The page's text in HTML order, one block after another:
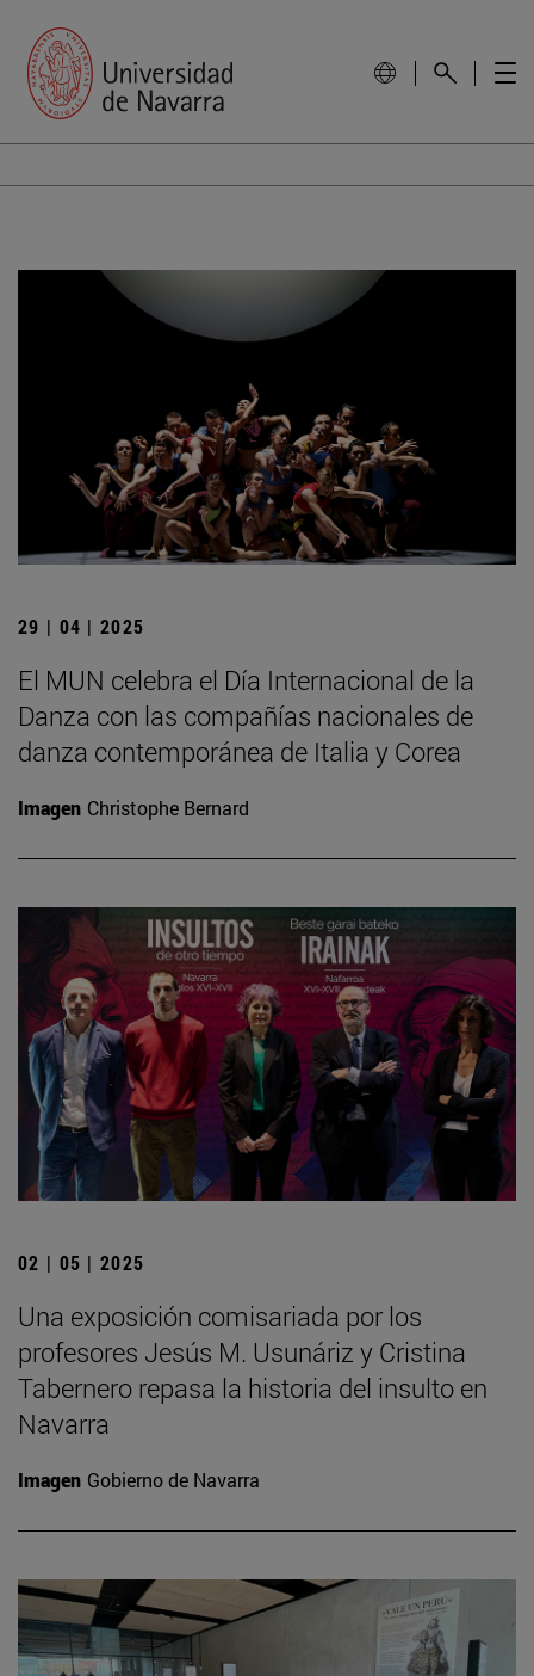
29 | 04 | 2025
El MUN celebra el Día Internacional de la
Danza con las compañías nacionales de
danza contemporánea de Italia y Corea
Imagen Christophe Bernard
02 | 05 | 2025
Una exposición comisariada por los
profesores Jesús M. Usunáriz y Cristina
Tabernero repasa la historia del insulto en
Navarra
Imagen Gobierno de Navarra